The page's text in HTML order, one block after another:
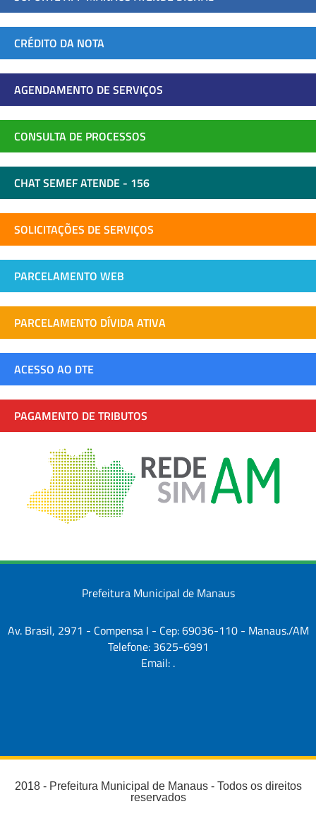
CRÉDITO DA NOTA
AGENDAMENTO DE SERVIÇOS
CONSULTA DE PROCESSOS
CHAT SEMEF ATENDE - 156
SOLICITAÇÕES DE SERVIÇOS
PARCELAMENTO WEB
PARCELAMENTO DÍVIDA ATIVA
ACESSO AO DTE
PAGAMENTO DE TRIBUTOS
Prefeitura Municipal de Manaus
Av. Brasil, 2971 - Compensa I - Cep: 69036-110 - Manaus./AM
Telefone: 3625-6991
Email: .
2018 - Prefeitura Municipal de Manaus - Todos os direitos
reservados